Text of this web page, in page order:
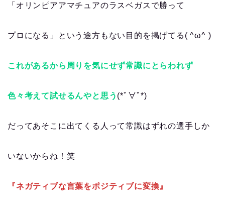
「オリンピアアマチュアのラスベガスで勝って
プロになる」という途方もない目的を掲げてる( ^ω^ )
これがあるから周りを気にせず常識にとらわれず
色々考えて試せるんやと思う (*ﾟ∀ﾟ*)
だってあそこに出てくる人って常識はずれの選手しか
いないからね！笑
『ネガティブな言葉をポジティブに変換』